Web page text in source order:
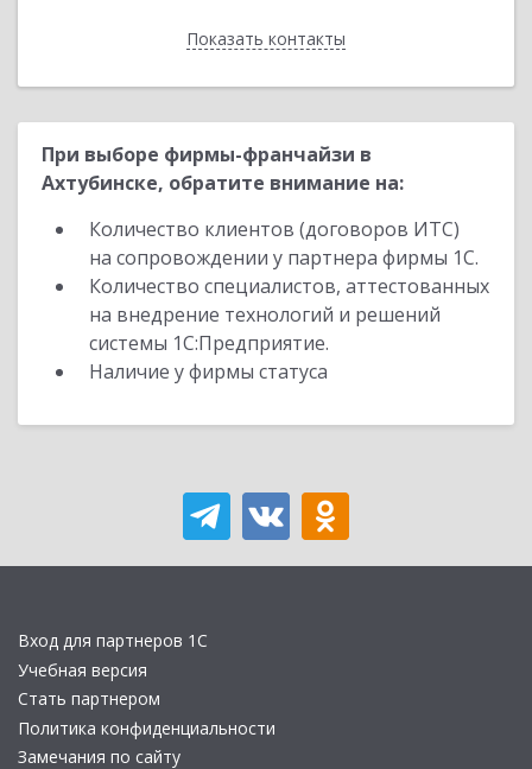
Показать контакты
Назад
При выборе фирмы-франчайзи в
Ахтубинске, обратите внимание на:
Количество клиентов (договоров ИТС)
на сопровождении у партнера фирмы 1С.
Количество специалистов, аттестованных
на внедрение технологий и решений
системы 1С:Предприятие.
Наличие у фирмы статуса
Вход для партнеров 1С
Учебная версия
Стать партнером
Политика конфиденциальности
Замечания по сайту